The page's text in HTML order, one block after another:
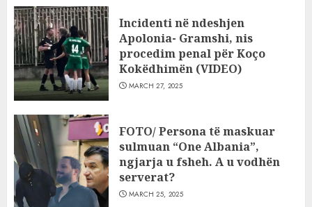
Incidenti në ndeshjen
Apolonia- Gramshi, nis
procedim penal për Koço
Kokëdhimën (VIDEO)
MARCH 27, 2025
FOTO/ Persona të maskuar
sulmuan “One Albania”,
ngjarja u fsheh. A u vodhën
serverat?
MARCH 25, 2025